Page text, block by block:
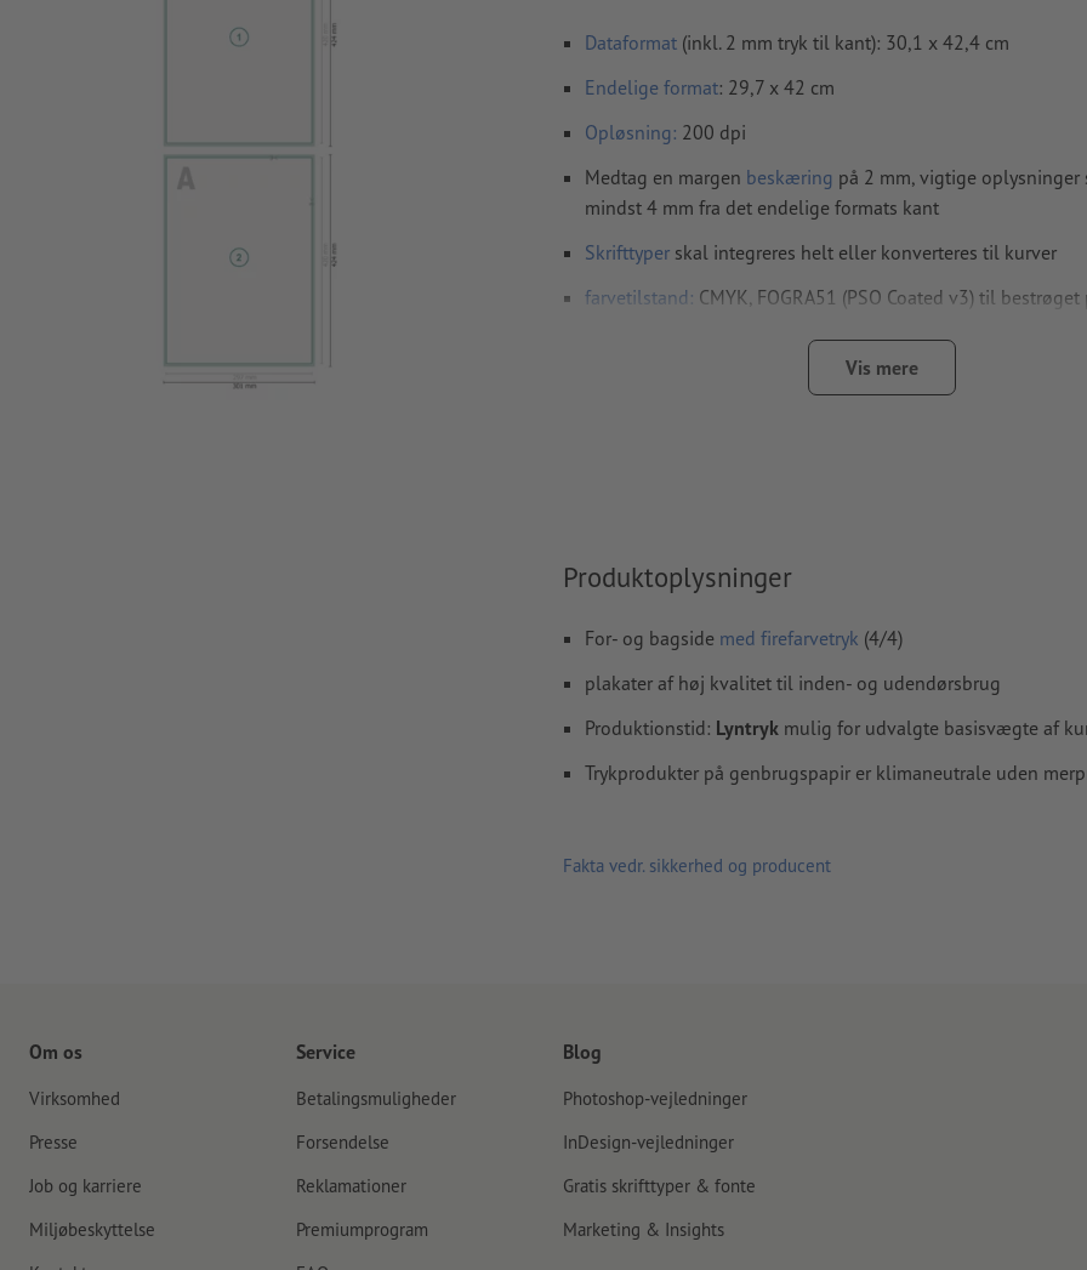
Dataformat (inkl. 2 mm tryk til kant): 30,1 x 42,4 cm
Endelige format: 29,7 x 42 cm
Opløsning: 200 dpi
Medtag en margen beskæring på 2 mm, vigtige
mindst 4 mm fra det endelige formats kant
Skrifttyper skal integreres helt eller konverteres til kurver
farvetilstand: CMYK, FOGRA51 (PSO Coated v3) til bestrøget
stavefejl og/eller typografiske fejl
Hvordan opretter jeg udskriftsdata korrekt?
Vis mere
Produktoplysninger
For- og bagside med firefarvetryk (4/4)
plakater af høj kvalitet til inden- og udendørsbrug
Produktionstid: Lyntryk mulig for udvalgte basisvægte af
Trykprodukter på genbrugspapir er klimaneutrale uden
Fakta vedr. sikkerhed og producent
Om os
Virksomhed
Presse
Job og karriere
Miljøbeskyttelse
Service
Betalingsmuligheder
Forsendelse
Reklamationer
Premiumprogram
Blog
Photoshop-vejledninger
InDesign-vejledninger
Gratis skrifttyper & fonte
Marketing & Insights